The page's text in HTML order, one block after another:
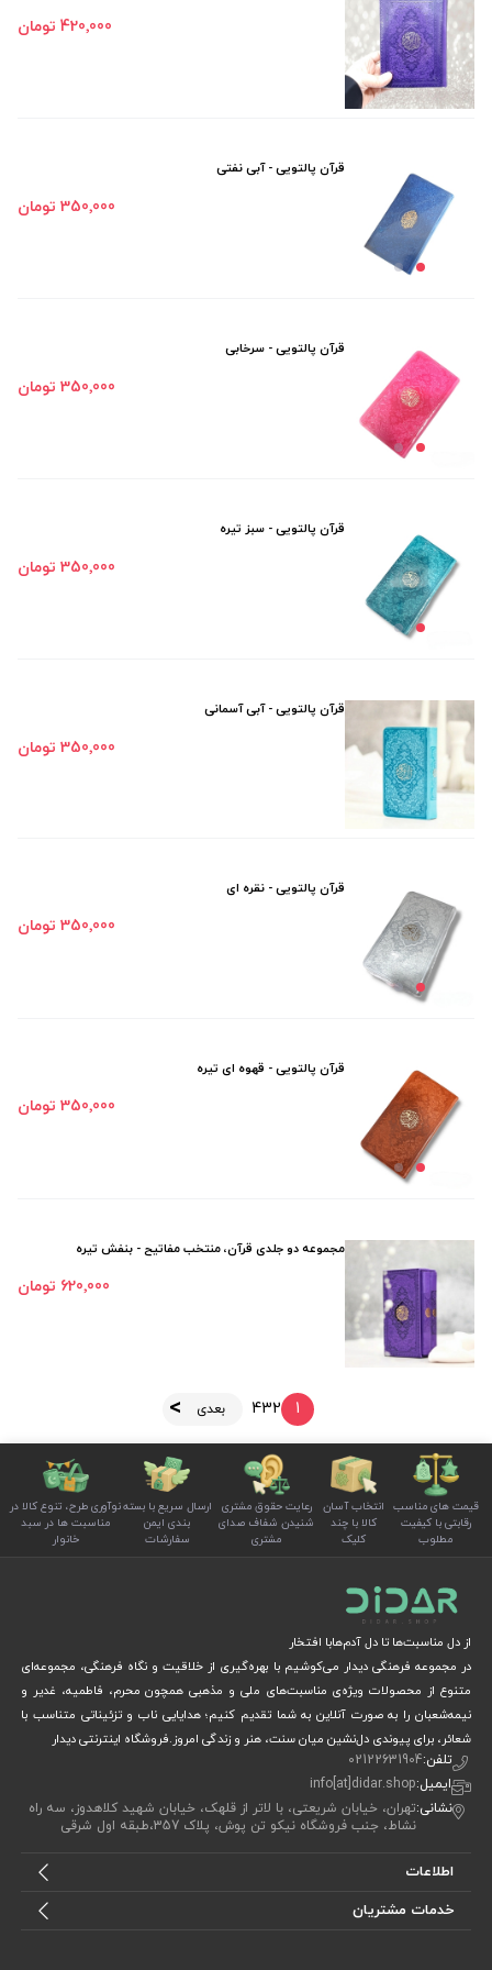
420٬000 تومان
قرآن پالتویی - آبی نفتی
350٬000 تومان
قرآن پالتویی - سرخابی
350٬000 تومان
قرآن پالتویی - سبز تیره
350٬000 تومان
قرآن پالتویی - آبی آسمانی
350٬000 تومان
قرآن پالتویی - نقره ای
350٬000 تومان
قرآن پالتویی - قهوه ای تیره
350٬000 تومان
مجموعه دو جلدی قرآن، منتخب مفاتیح - بنفش تیره
620٬000 تومان
1
2
3
4 بعدی
قیمت های مناسب
رقابتی با کیفیت
مطلوب
انتخاب آسان
کالا با چند
کلیک
رعایت حقوق مشتری
شنیدن شفاف صدای
مشتری
ارسال سریع با بسته
بندی ایمن
سفارشات
نوآوری طرح، تنوع کالا در
مناسبت ها در سبد
خانوار
از دل مناسبت‌ها تا دل آدم‌هابا افتخار
در مجموعه فرهنگی دیدار می‌کوشیم با بهره‌گیری از خلاقیت و نگاه فرهنگی، مجموعه‌ای
متنوع از محصولات ویژه‌ی مناسبت‌های ملی و مذهبی همچون محرم، فاطمیه، غدیر و
نیمه‌شعبان را به صورت آنلاین به شما تقدیم کنیم؛ هدایایی ناب و تزئیناتی متناسب با
شعائر، برای پیوندی دل‌نشین میان سنت، هنر و زندگی امروز.فروشگاه اینترنتی دیدار
تلفن:02122631904
ایمیل:info[at]didar.shop
نشانی:تهران، خیابان شریعتی، با لاتر از قلهک، خیابان شهید کلاهدوز، سه راه
نشاط، جنب فروشگاه نیکو تن پوش، پلاک 357،طبقه اول شرقی
اطلاعات
خدمات مشتریان